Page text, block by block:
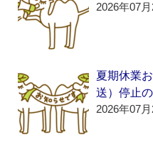
2026年07
夏期休業
送）停止
2026年07